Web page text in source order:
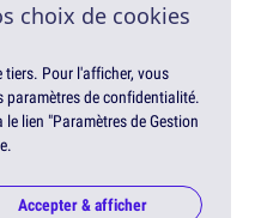
choix de cookies
tiers. Pour l'afficher, vous
paramètres de confidentialité.
lien "Paramètres de Gestion
Accepter & afficher